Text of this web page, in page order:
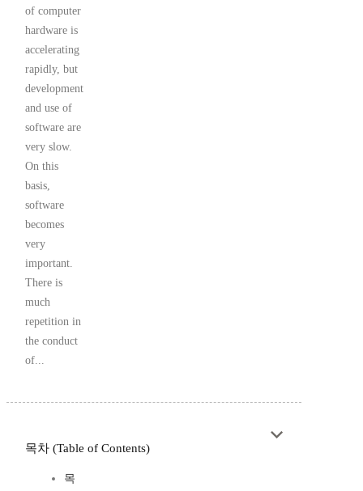
of computer
hardware is
accelerating
rapidly, but
development
and use of
software are
very slow.
On this
basis,
software
becomes
very
important.
There is
much
repetition in
the conduct
of...
목차 (Table of Contents)
목